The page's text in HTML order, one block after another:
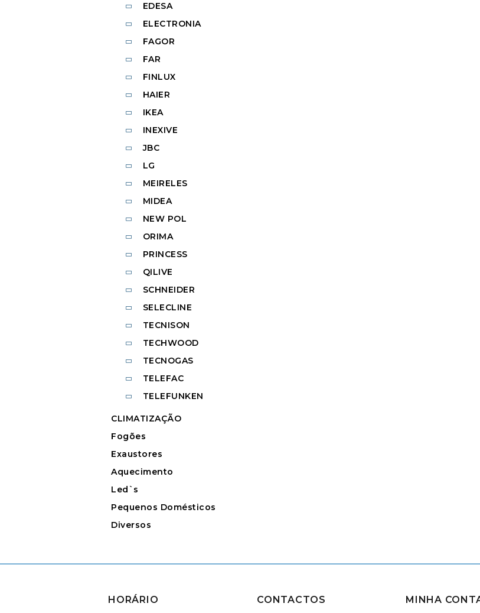
EDESA
ELECTRONIA
FAGOR
FAR
FINLUX
HAIER
IKEA
INEXIVE
JBC
LG
MEIRELES
MIDEA
NEW POL
ORIMA
PRINCESS
QILIVE
SCHNEIDER
SELECLINE
TECNISON
TECHWOOD
TECNOGAS
TELEFAC
TELEFUNKEN
CLIMATIZAÇÃO
Fogões
Exaustores
Aquecimento
Led`s
Pequenos Domésticos
Diversos
HORÁRIO CONTACTOS MINHA